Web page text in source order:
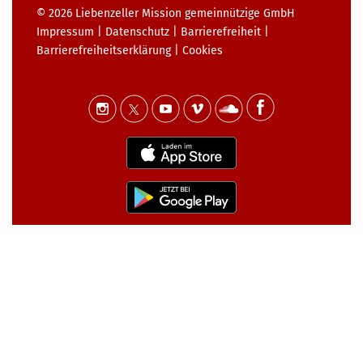
© 2026 Liebenzeller Mission gemeinnützige GmbH
Impressum
Datenschutz Barrierefreiheit
Barrierefreiheits­erklärung| Cookies